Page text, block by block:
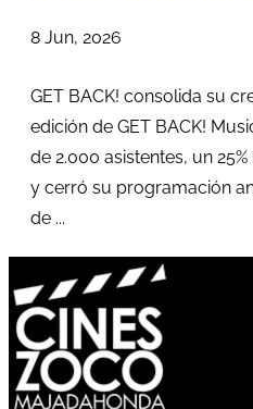
8 Jun, 2026
GET BACK! consolida su
edición de GET BACK!
de 2.000 asistentes, un
y cerró su programación
de ...